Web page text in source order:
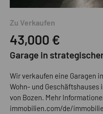
Zu Verkaufen
43,000 €
Garage in
Wir verkaufen eine Garagen
Wohn- und
von Bozen. Mehr Informationen unter: https://www.ruth-
immobilien.com/de/